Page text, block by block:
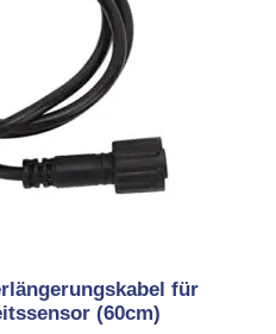
für
(60cm)